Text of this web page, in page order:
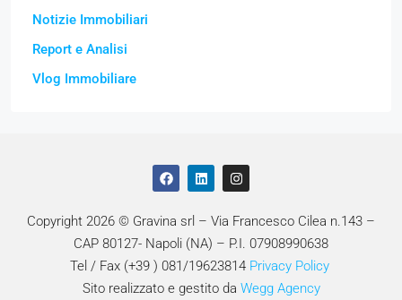
Notizie Immobiliari
Report e Analisi
Vlog Immobiliare
Copyright 2026 © Gravina srl – Via Francesco Cilea n.143 –
CAP 80127- Napoli (NA) – P.I. 07908990638
Tel / Fax (+39 ) 081/19623814 Privacy Policy
Sito realizzato e gestito da Wegg Agency